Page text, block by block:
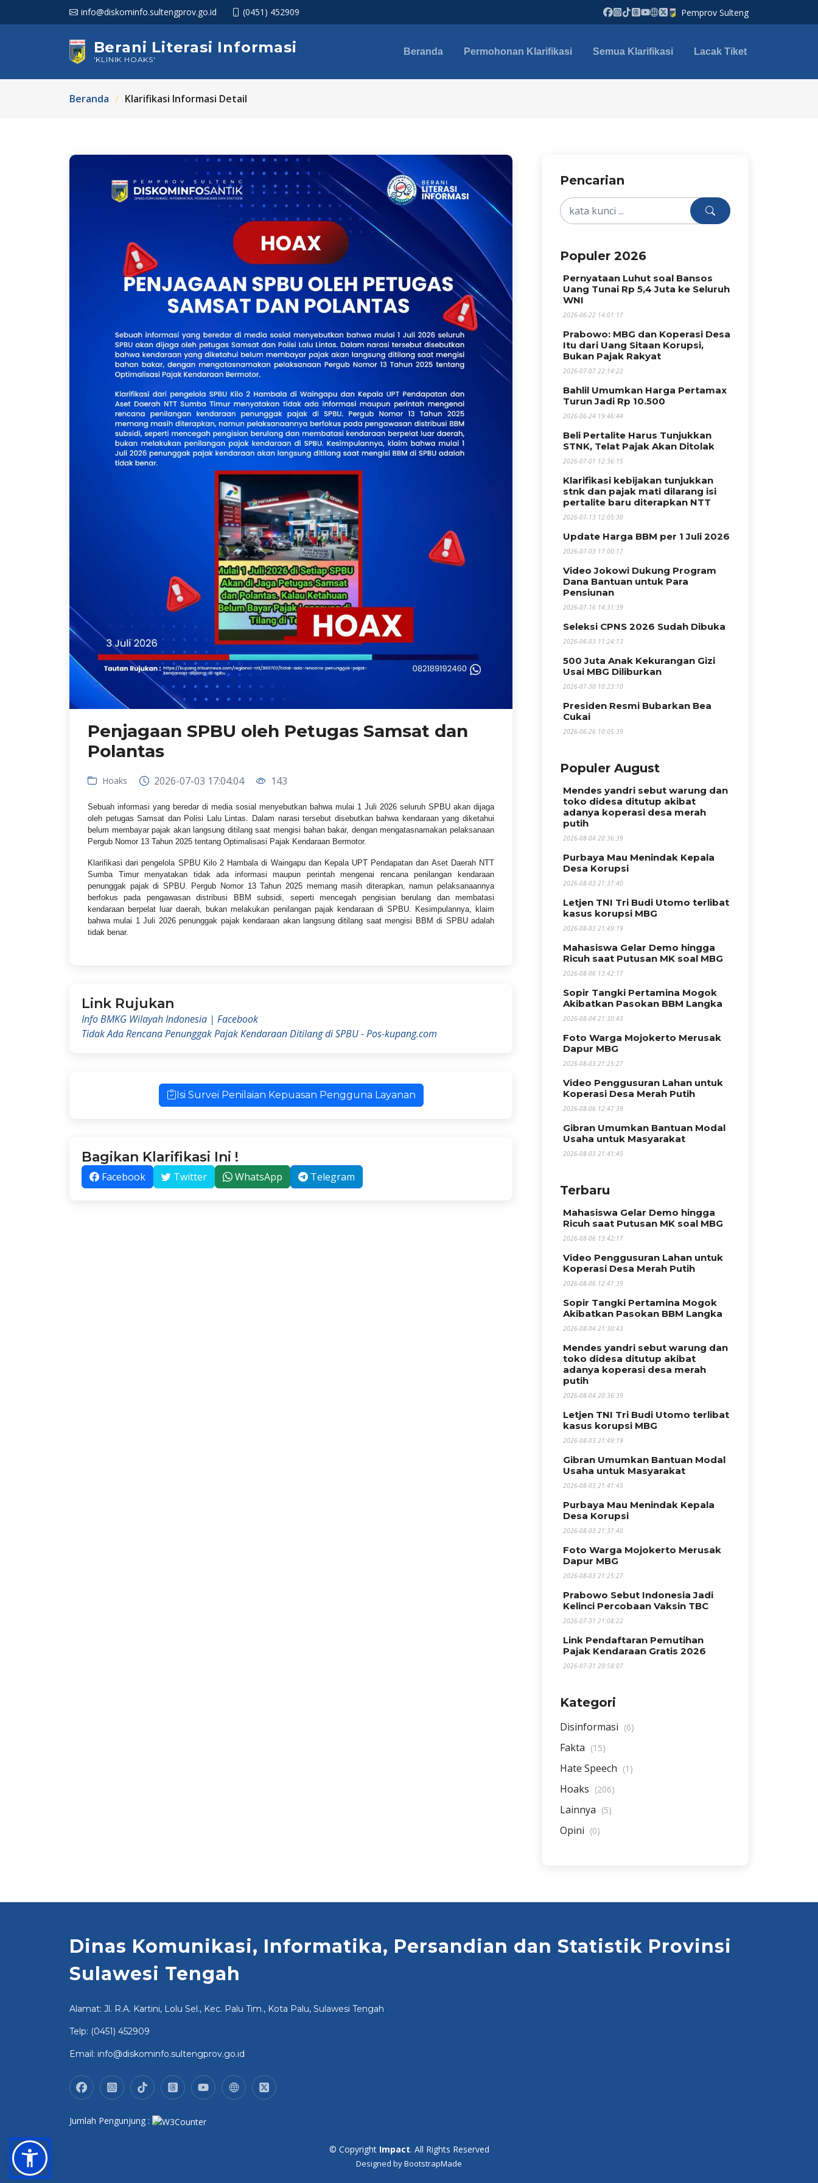
info@diskominfo.sultengprov.go.id (0451) 452909 Pemprov Sulteng
Berani Literasi Informasi
'KLINIK HOAKS'
Beranda Permohonan Klarifikasi Semua Klarifikasi Lacak Tiket
Beranda Klarifikasi Informasi Detail
Penjagaan SPBU oleh Petugas Samsat dan
Polantas
Hoaks 2026-07-03 17:04:04 143
Sebuah informasi yang beredar di media sosial menyebutkan bahwa mulai 1 Juli 2026 seluruh SPBU akan dijaga
oleh petugas Samsat dan Polisi Lalu Lintas. Dalam narasi tersebut disebutkan bahwa kendaraan yang diketahui
belum membayar pajak akan langsung ditilang saat mengisi bahan bakar, dengan mengatasnamakan pelaksanaan
Pergub Nomor 13 Tahun 2025 tentang Optimalisasi Pajak Kendaraan Bermotor.
Klarifikasi dari pengelola SPBU Kilo 2 Hambala di Waingapu dan Kepala UPT Pendapatan dan Aset Daerah NTT
Sumba Timur menyatakan tidak ada informasi maupun perintah mengenai rencana penilangan kendaraan
penunggak pajak di SPBU. Pergub Nomor 13 Tahun 2025 memang masih diterapkan, namun pelaksanaannya
berfokus pada pengawasan distribusi BBM subsidi, seperti mencegah pengisian berulang dan membatasi
kendaraan berpelat luar daerah, bukan melakukan penilangan pajak kendaraan di SPBU. Kesimpulannya, klaim
bahwa mulai 1 Juli 2026 penunggak pajak kendaraan akan langsung ditilang saat mengisi BBM di SPBU adalah
tidak benar.
Link Rujukan
Info BMKG Wilayah Indonesia | Facebook
Tidak Ada Rencana Penunggak Pajak Kendaraan Ditilang di SPBU - Pos-kupang.com
Isi Survei Penilaian Kepuasan Pengguna Layanan
Bagikan Klarifikasi Ini !
Facebook Twitter WhatsApp Telegram
Pencarian
Populer 2026
Pernyataan Luhut soal Bansos
Uang Tunai Rp 5,4 Juta ke Seluruh
WNI
2026-06-22 14:01:17
Prabowo: MBG dan Koperasi Desa
Itu dari Uang Sitaan Korupsi,
Bukan Pajak Rakyat
2026-07-07 22:14:22
Bahlil Umumkan Harga Pertamax
Turun Jadi Rp 10.500
2026-06-24 19:46:44
Beli Pertalite Harus Tunjukkan
STNK, Telat Pajak Akan Ditolak
2026-07-01 12:36:15
Klarifikasi kebijakan tunjukkan
stnk dan pajak mati dilarang isi
pertalite baru diterapkan NTT
2026-07-13 12:05:30
Update Harga BBM per 1 Juli 2026
2026-07-03 17:00:17
Video Jokowi Dukung Program
Dana Bantuan untuk Para
Pensiunan
2026-07-16 14:31:39
Seleksi CPNS 2026 Sudah Dibuka
2026-06-03 11:24:13
500 Juta Anak Kekurangan Gizi
Usai MBG Diliburkan
2026-07-30 10:23:10
Presiden Resmi Bubarkan Bea
Cukai
2026-06-26 10:05:39
Populer August
Mendes yandri sebut warung dan
toko didesa ditutup akibat
adanya koperasi desa merah
putih
2026-08-04 20:36:39
Purbaya Mau Menindak Kepala
Desa Korupsi
2026-08-03 21:37:40
Letjen TNI Tri Budi Utomo terlibat
kasus korupsi MBG
2026-08-03 21:49:19
Mahasiswa Gelar Demo hingga
Ricuh saat Putusan MK soal MBG
2026-08-06 13:42:17
Sopir Tangki Pertamina Mogok
Akibatkan Pasokan BBM Langka
2026-08-04 21:30:43
Foto Warga Mojokerto Merusak
Dapur MBG
2026-08-03 21:25:27
Video Penggusuran Lahan untuk
Koperasi Desa Merah Putih
2026-08-06 12:47:39
Gibran Umumkan Bantuan Modal
Usaha untuk Masyarakat
2026-08-03 21:41:45
Terbaru
Mahasiswa Gelar Demo hingga
Ricuh saat Putusan MK soal MBG
2026-08-06 13:42:17
Video Penggusuran Lahan untuk
Koperasi Desa Merah Putih
2026-08-06 12:47:39
Sopir Tangki Pertamina Mogok
Akibatkan Pasokan BBM Langka
2026-08-04 21:30:43
Mendes yandri sebut warung dan
toko didesa ditutup akibat
adanya koperasi desa merah
putih
2026-08-04 20:36:39
Letjen TNI Tri Budi Utomo terlibat
kasus korupsi MBG
2026-08-03 21:49:19
Gibran Umumkan Bantuan Modal
Usaha untuk Masyarakat
2026-08-03 21:41:45
Purbaya Mau Menindak Kepala
Desa Korupsi
2026-08-03 21:37:40
Foto Warga Mojokerto Merusak
Dapur MBG
2026-08-03 21:25:27
Prabowo Sebut Indonesia Jadi
Kelinci Percobaan Vaksin TBC
2026-07-31 21:08:22
Link Pendaftaran Pemutihan
Pajak Kendaraan Gratis 2026
2026-07-31 20:58:07
Kategori
Disinformasi (6)
Fakta (15)
Hate Speech (1)
Hoaks (206)
Lainnya (5)
Opini (0)
Dinas Komunikasi, Informatika, Persandian dan Statistik Provinsi
Sulawesi Tengah
Alamat: Jl. R.A. Kartini, Lolu Sel., Kec. Palu Tim., Kota Palu, Sulawesi Tengah
Telp: (0451) 452909
Email: info@diskominfo.sultengprov.go.id
Jumlah Pengunjung :
© Copyright Impact. All Rights Reserved
Designed byBootstrapMade